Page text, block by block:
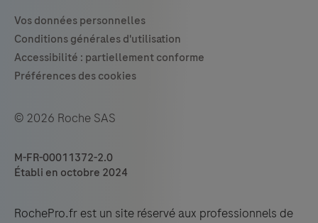
© 2026 Roche SAS
M-FR-00011372-2.0
Établi en octobre 2024
RochePro.fr est un site réservé aux professionnels de